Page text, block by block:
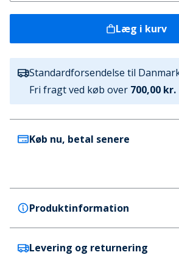
Læg i kurv
Standardforsendelse til
Fri fragt ved køb over 700,00 kr.
Køb nu, betal senere
Produktinformation
Bench
Levering og returnering